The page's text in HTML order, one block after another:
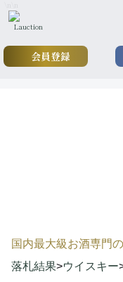
会員登録
国内最大級お酒専門
落札結果>ウイスキー